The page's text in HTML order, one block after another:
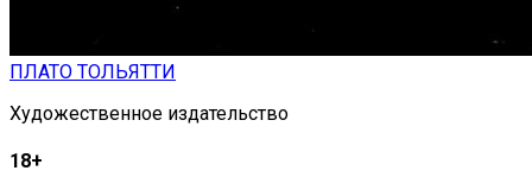
ПЛАТО ТОЛЬЯТТИ
Художественное издательство
18+